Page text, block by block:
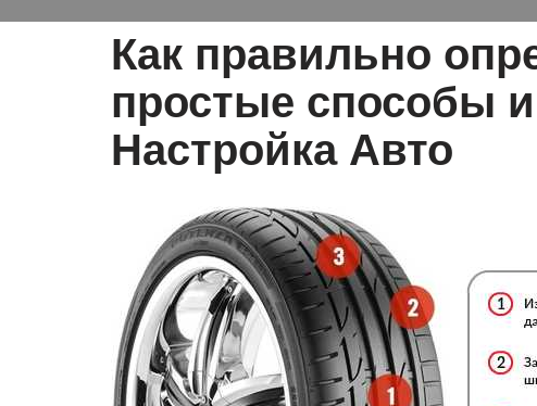
Как правильно
простые способы
Настройка Авто